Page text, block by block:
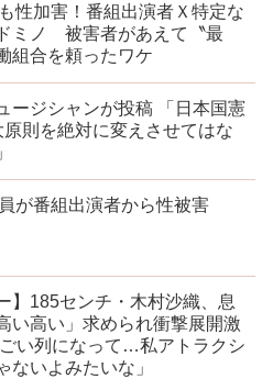
性加害！番組出演者Ｘ特定な
ミノ 被害者があえて〝最
組合を頼ったワケ
ージシャンが投稿 「日本国憲
原則を絶対に変えさせてはな
が番組出演者から性被害
】185センチ・木村沙織、息
い高い」求められ衝撃展開激
い列になって…私アトラクシ
ないよみたいな」